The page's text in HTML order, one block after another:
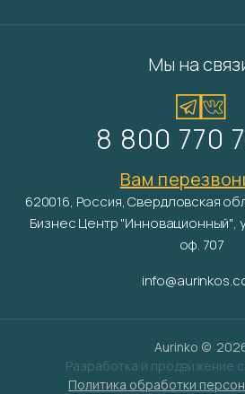
Мы на
8 800 770
Вам
620016, Россия, Свердловская
Бизнес Центр "Инновационный",
оф. 707
Aurinko ©
Разработка и продвижение
Политика обработки